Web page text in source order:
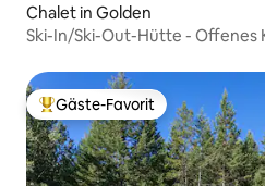
Chalet in Golden
Ski-In/Ski-Out-Hütte - Offenes
Beliebter Gäste-Favorit.
Gäste-Favorit